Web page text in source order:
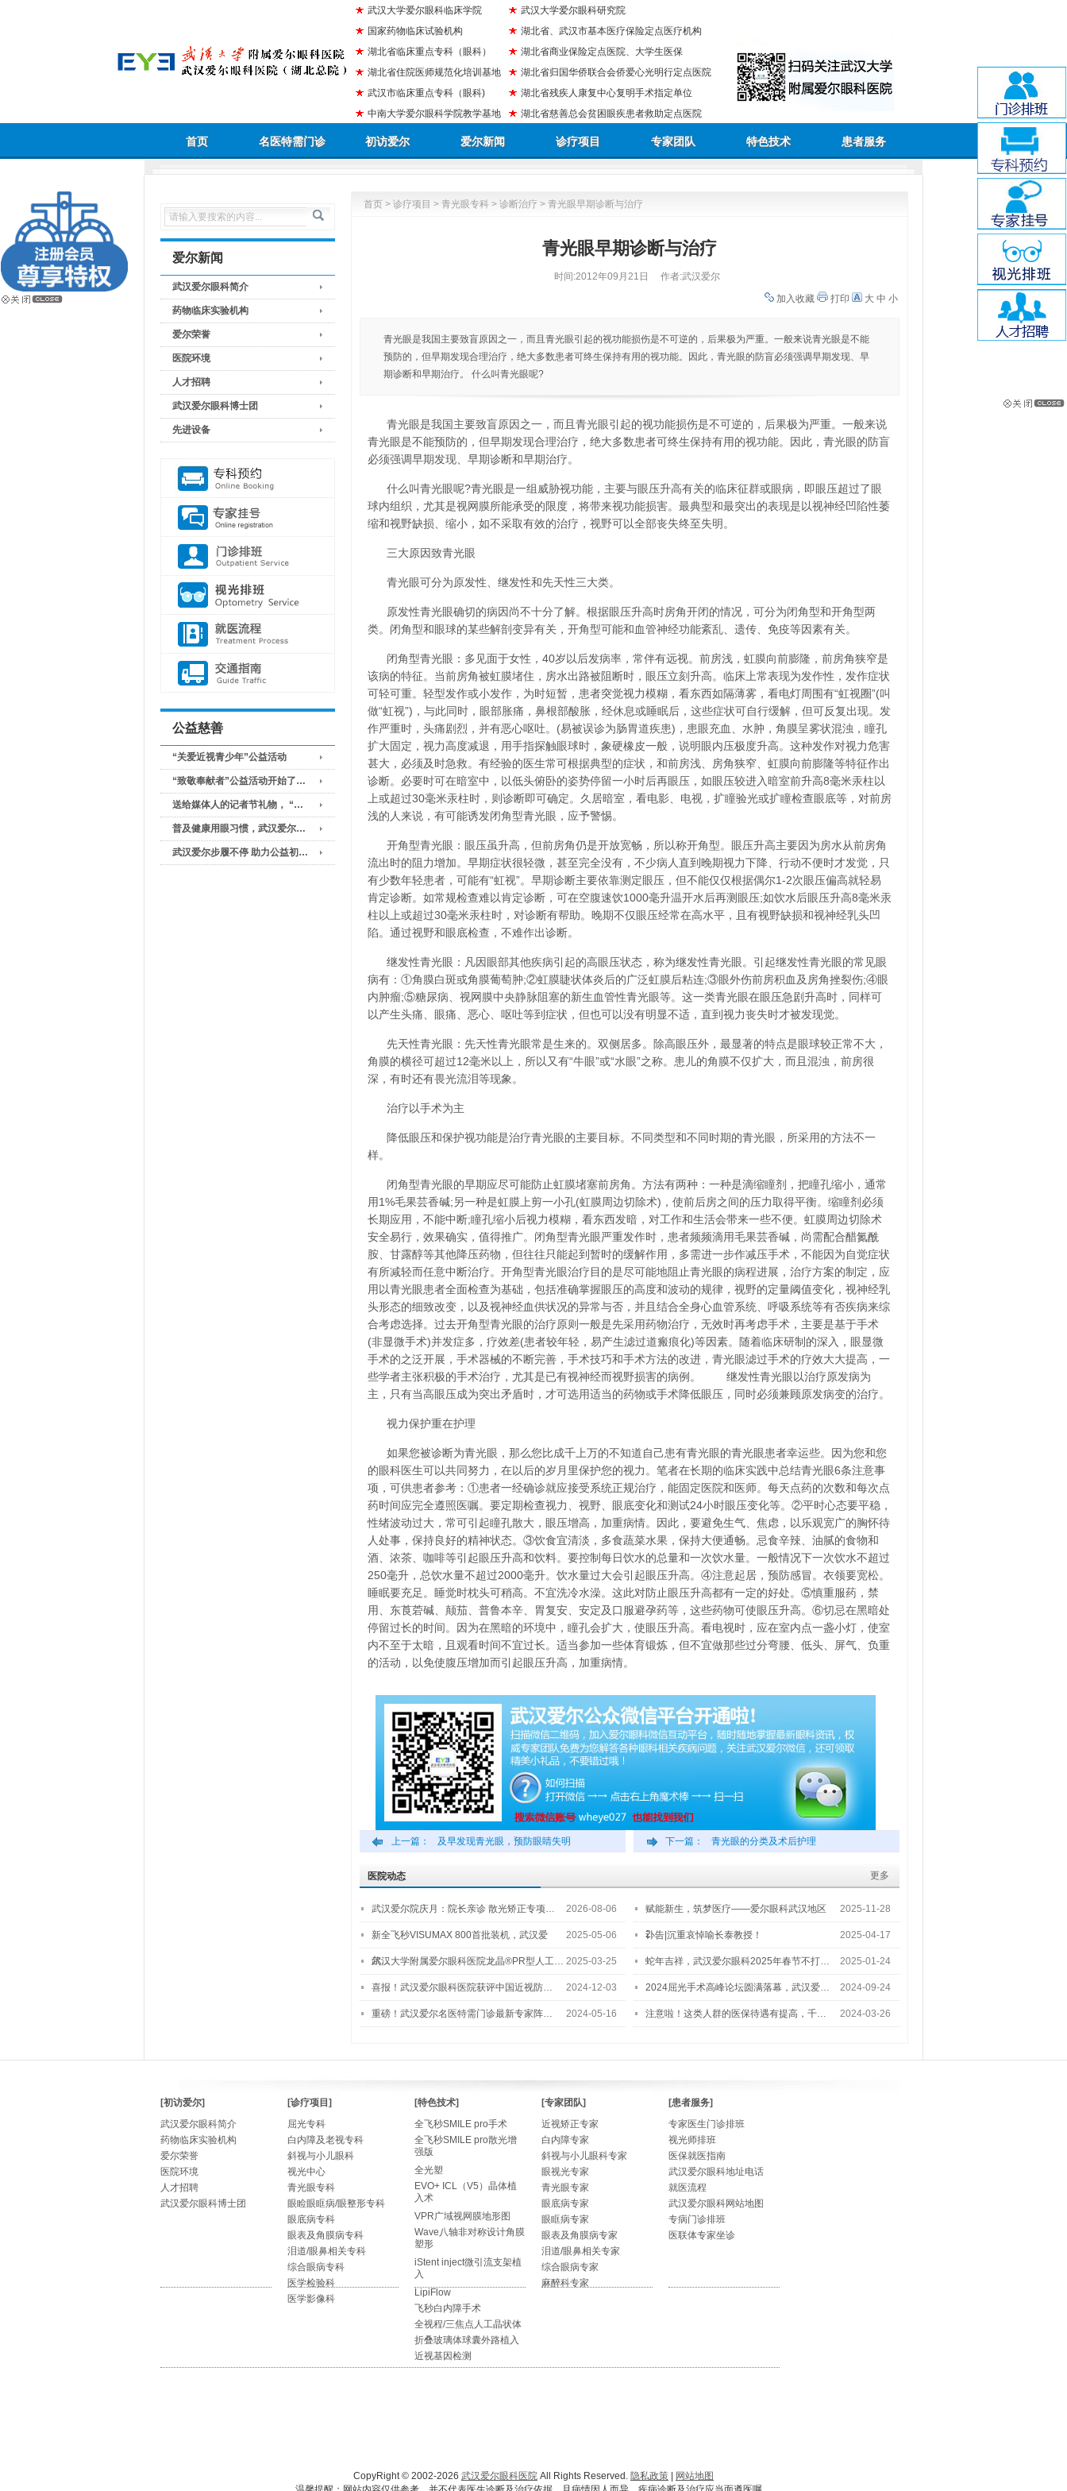
武汉大学爱尔眼科临床学院
国家药物临床试验机构
湖北省临床重点专科（眼科）
湖北省住院医师规范化培训基地
武汉市临床重点专科（眼科)
中南大学爱尔眼科学院教学基地
武汉大学爱尔眼科研究院
湖北省、武汉市基本医疗保险定点医疗机构
湖北省商业保险定点医院、大学生医保
湖北省归国华侨联合会侨爱心光明行定点医院
湖北省残疾人康复中心复明手术指定单位
湖北省慈善总会贫困眼疾患者救助定点医院
首页 名医特需门诊 初访爱尔 爱尔新闻 诊疗项目 专家团队 特色技术 患者服务
爱尔新闻
武汉爱尔眼科简介
药物临床实验机构
爱尔荣誉
医院环境
人才招聘
武汉爱尔眼科博士团
先进设备
公益慈善
“关爱近视青少年”公益活动
“致敬奉献者”公益活动开始了…
送给媒体人的记者节礼物， “…
普及健康用眼习惯，武汉爱尔…
武汉爱尔步履不停 助力公益初…
首页 > 诊疗项目 > 青光眼专科 > 诊断治疗 > 青光眼早期诊断与治疗
青光眼早期诊断与治疗
时间:2012年09月21日
作者:武汉爱尔
加入收藏
打印 大 中 小
青光眼是我国主要致盲原因之一，而且青光眼引起的视功能损伤是不可逆的，后果极为严重。一般来说青光眼是不能
预防的，但早期发现合理治疗，绝大多数患者可终生保持有用的视功能。因此，青光眼的防盲必须强调早期发现、早
期诊断和早期治疗。 什么叫青光眼呢?
青光眼是我国主要致盲原因之一，而且青光眼引起的视功能损伤是不可逆的，后果极为严重。一般来说
青光眼是不能预防的，但早期发现合理治疗，绝大多数患者可终生保持有用的视功能。因此，青光眼的防盲
必须强调早期发现、早期诊断和早期治疗。
什么叫青光眼呢?青光眼是一组威胁视功能，主要与眼压升高有关的临床征群或眼病，即眼压超过了眼
球内组织，尤其是视网膜所能承受的限度，将带来视功能损害。最典型和最突出的表现是以视神经凹陷性萎
缩和视野缺损、缩小，如不采取有效的治疗，视野可以全部丧失终至失明。
三大原因致青光眼
青光眼可分为原发性、继发性和先天性三大类。
原发性青光眼确切的病因尚不十分了解。根据眼压升高时房角开闭的情况，可分为闭角型和开角型两
类。闭角型和眼球的某些解剖变异有关，开角型可能和血管神经功能紊乱、遗传、免疫等因素有关。
闭角型青光眼：多见面于女性，40岁以后发病率，常伴有远视。前房浅，虹膜向前膨隆，前房角狭窄是
该病的特征。当前房角被虹膜堵住，房水出路被阻断时，眼压立刻升高。临床上常表现为发作性，发作症状
可轻可重。轻型发作或小发作，为时短暂，患者突觉视力模糊，看东西如隔薄雾，看电灯周围有“虹视圈”(叫
做“虹视”)，与此同时，眼部胀痛，鼻根部酸胀，经休息或睡眠后，这些症状可自行缓解，但可反复出现。发
作严重时，头痛剧烈，并有恶心呕吐。(易被误诊为肠胃道疾患)，患眼充血、水肿，角膜呈雾状混浊，瞳孔
扩大固定，视力高度减退，用手指探触眼球时，象硬橡皮一般，说明眼内压极度升高。这种发作对视力危害
甚大，必须及时急救。有经验的医生常可根据典型的症状，和前房浅、房角狭窄、虹膜向前膨隆等特征作出
诊断。必要时可在暗室中，以低头俯卧的姿势停留一小时后再眼压，如眼压较进入暗室前升高8毫米汞柱以
上或超过30毫米汞柱时，则诊断即可确定。久居暗室，看电影、电视，扩瞳验光或扩瞳检查眼底等，对前房
浅的人来说，有可能诱发闭角型青光眼，应予警惕。
开角型青光眼：眼压虽升高，但前房角仍是开放宽畅，所以称开角型。眼压升高主要因为房水从前房角
流出时的阻力增加。早期症状很轻微，甚至完全没有，不少病人直到晚期视力下降、行动不便时才发觉，只
有少数年轻患者，可能有“虹视”。早期诊断主要依靠测定眼压，但不能仅仅根据偶尔1-2次眼压偏高就轻易
肯定诊断。如常规检查难以肯定诊断，可在空腹速饮1000毫升温开水后再测眼压;如饮水后眼压升高8毫米汞
柱以上或超过30毫米汞柱时，对诊断有帮助。晚期不仅眼压经常在高水平，且有视野缺损和视神经乳头凹
陷。通过视野和眼底检查，不难作出诊断。
继发性青光眼：凡因眼部其他疾病引起的高眼压状态，称为继发性青光眼。引起继发性青光眼的常见眼
病有：①角膜白斑或角膜葡萄肿;②虹膜睫状体炎后的广泛虹膜后粘连;③眼外伤前房积血及房角挫裂伤;④眼
内肿瘤;⑤糖尿病、视网膜中央静脉阻塞的新生血管性青光眼等。这一类青光眼在眼压急剧升高时，同样可
以产生头痛、眼痛、恶心、呕吐等到症状，但也可以没有明显不适，直到视力丧失时才被发现觉。
先天性青光眼：先天性青光眼常是生来的。双侧居多。除高眼压外，最显著的特点是眼球较正常不大，
角膜的横径可超过12毫米以上，所以又有“牛眼”或“水眼”之称。患儿的角膜不仅扩大，而且混浊，前房很
深，有时还有畏光流泪等现象。
治疗以手术为主
降低眼压和保护视功能是治疗青光眼的主要目标。不同类型和不同时期的青光眼，所采用的方法不一
样。
闭角型青光眼的早期应尽可能防止虹膜堵塞前房角。方法有两种：一种是滴缩瞳剂，把瞳孔缩小，通常
用1%毛果芸香碱;另一种是虹膜上剪一小孔(虹膜周边切除术)，使前后房之间的压力取得平衡。缩瞳剂必须
长期应用，不能中断;瞳孔缩小后视力模糊，看东西发暗，对工作和生活会带来一些不便。虹膜周边切除术
安全易行，效果确实，值得推广。闭角型青光眼严重发作时，患者频频滴用毛果芸香碱，尚需配合醋氮酰
胺、甘露醇等其他降压药物，但往往只能起到暂时的缓解作用，多需进一步作减压手术，不能因为自觉症状
有所减轻而任意中断治疗。开角型青光眼治疗目的是尽可能地阻止青光眼的病程进展，治疗方案的制定，应
用以青光眼患者全面检查为基础，包括准确掌握眼压的高度和波动的规律，视野的定量阈值变化，视神经乳
头形态的细致改变，以及视神经血供状况的异常与否，并且结合全身心血管系统、呼吸系统等有否疾病来综
合考虑选择。过去开角型青光眼的治疗原则一般是先采用药物治疗，无效时再考虑手术，主要是基于手术
(非显微手术)并发症多，疗效差(患者较年轻，易产生滤过道瘢痕化)等因素。随着临床研制的深入，眼显微
手术的之泛开展，手术器械的不断完善，手术技巧和手术方法的改进，青光眼滤过手术的疗效大大提高，一
些学者主张积极的手术治疗，尤其是已有视神经而视野损害的病例。 继发性青光眼以治疗原发病为
主，只有当高眼压成为突出矛盾时，才可选用适当的药物或手术降低眼压，同时必须兼顾原发病变的治疗。
视力保护重在护理
如果您被诊断为青光眼，那么您比成千上万的不知道自己患有青光眼的青光眼患者幸运些。因为您和您
的眼科医生可以共同努力，在以后的岁月里保护您的视力。笔者在长期的临床实践中总结青光眼6条注意事
项，可供患者参考：①患者一经确诊就应接受系统正规治疗，能固定医院和医师。每天点药的次数和每次点
药时间应完全遵照医嘱。要定期检查视力、视野、眼底变化和测试24小时眼压变化等。②平时心态要平稳，
性绪波动过大，常可引起瞳孔散大，眼压增高，加重病情。因此，要避免生气、焦虑，以乐观宽广的胸怀待
人处事，保持良好的精神状态。③饮食宜清淡，多食蔬菜水果，保持大便通畅。忌食辛辣、油腻的食物和
酒、浓茶、咖啡等引起眼压升高和饮料。要控制每日饮水的总量和一次饮水量。一般情况下一次饮水不超过
250毫升，总饮水量不超过2000毫升。饮水量过大会引起眼压升高。④注意起居，预防感冒。衣领要宽松。
睡眠要充足。睡觉时枕头可稍高。不宜洗冷水澡。这此对防止眼压升高都有一定的好处。⑤慎重服药，禁
用、东莨菪碱、颠茄、普鲁本辛、胃复安、安定及口服避孕药等，这些药物可使眼压升高。⑥切忌在黑暗处
停留过长的时间。因为在黑暗的环境中，瞳孔会扩大，使眼压升高。看电视时，应在室内点一盏小灯，使室
内不至于太暗，且观看时间不宜过长。适当参加一些体育锻炼，但不宜做那些过分弯腰、低头、屏气、负重
的活动，以免使腹压增加而引起眼压升高，加重病情。
上一篇： 及早发现青光眼，预防眼睛失明 下一篇： 青光眼的分类及术后护理
更多
医院动态
武汉爱尔院庆月：院长亲诊 散光矫正专项… 2026-08-06 赋能新生，筑梦医疗——爱尔眼科武汉地区
2…
2025-11-28
新全飞秒VISUMAX 800首批装机，武汉爱
尔…
2025-05-06 讣告|沉重哀悼喻长泰教授！ 2025-04-17
武汉大学附属爱尔眼科医院龙晶®PR型人工… 2025-03-25 蛇年吉祥，武汉爱尔眼科2025年春节不打… 2025-01-24
喜报！武汉爱尔眼科医院获评中国近视防… 2024-12-03 2024屈光手术高峰论坛圆满落幕，武汉爱… 2024-09-24
重磅！武汉爱尔名医特需门诊最新专家阵… 2024-05-16 注意啦！这类人群的医保待遇有提高，千… 2024-03-26
[初访爱尔]
武汉爱尔眼科简介
药物临床实验机构
爱尔荣誉
医院环境
人才招聘
武汉爱尔眼科博士团
[诊疗项目]
屈光专科
白内障及老视专科
斜视与小儿眼科
视光中心
青光眼专科
眼睑眼眶病/眼整形专科
眼底病专科
眼表及角膜病专科
泪道/眼鼻相关专科
综合眼病专科
医学检验科
医学影像科
[特色技术]
全飞秒SMILE pro手术
全飞秒SMILE pro散光增
强版
全光塑
EVO+ ICL（V5）晶体植
入术
VPR广域视网膜地形图
Wave八轴非对称设计角膜
塑形
iStent inject微引流支架植
入
LipiFlow
飞秒白内障手术
全视程/三焦点人工晶状体
折叠玻璃体球囊外路植入
近视基因检测
[专家团队]
近视矫正专家
白内障专家
斜视与小儿眼科专家
眼视光专家
青光眼专家
眼底病专家
眼眶病专家
眼表及角膜病专家
泪道/眼鼻相关专家
综合眼病专家
麻醉科专家
[患者服务]
专家医生门诊排班
视光师排班
医保就医指南
武汉爱尔眼科地址电话
就医流程
武汉爱尔眼科网站地图
专病门诊排班
医联体专家坐诊
CopyRight © 2002-2026 武汉爱尔眼科医院 All Rights Reserved. 隐私政策
网站地图